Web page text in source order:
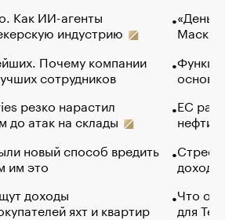
Как ИИ-агенты
индустрию
Почему компании
сотрудников
резко нарастил
до атак на склады
новый способ вредить
им это
доходы
яхт и квартир
Маск в
основ
ЕС
нефти
Что
для